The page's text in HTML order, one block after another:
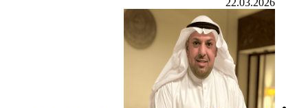
22.03.2026